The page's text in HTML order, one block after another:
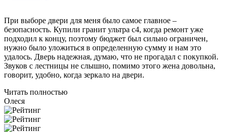
При выборе двери для меня было самое главное –
безопасность. Купили гранит ультра с4, когда ремонт уже
подходил к концу, поэтому бюджет был сильно ограничен,
нужно было уложиться в определенную сумму и нам это
удалось. Дверь надежная, думаю, что не прогадал с покупкой.
Звуков с лестницы не слышно, помимо этого жена довольна,
говорит, удобно, когда зеркало на двери.
Читать полностью
Олеся